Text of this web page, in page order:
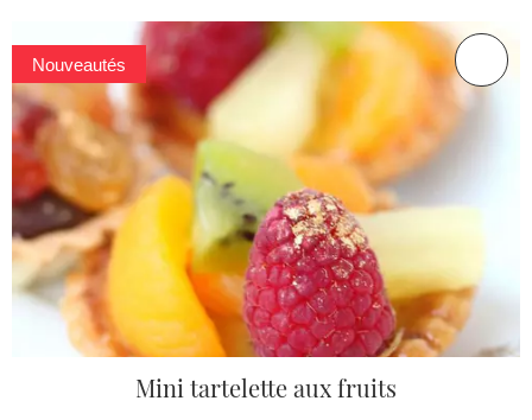
Nouveautés
Mini tartelette aux fruits